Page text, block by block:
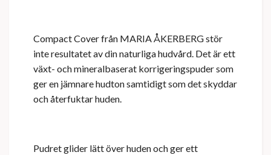
Compact Cover från MARIA ÅKERBERG stör
inte resultatet av din naturliga hudvård. Det är ett
växt- och mineralbaserat korrigeringspuder som
ger en jämnare hudton samtidigt som det skyddar
och återfuktar huden.
Pudret glider lätt över huden och ger ett